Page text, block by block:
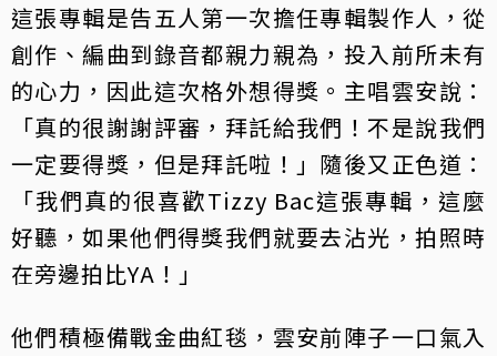
這張專輯是告五人第一次擔任專輯製作人，從
創作、編曲到錄音都親力親為，投入前所未有
的心力，因此這次格外想得獎。主唱雲安說：
「真的很謝謝評審，拜託給我們！不是說我們
一定要得獎，但是拜託啦！」隨後又正色道：
「我們真的很喜歡Tizzy Bac這張專輯，這麼
好聽，如果他們得獎我們就要去沾光，拍照時
在旁邊拍比YA！」
他們積極備戰金曲紅毯，雲安前陣子一口氣入